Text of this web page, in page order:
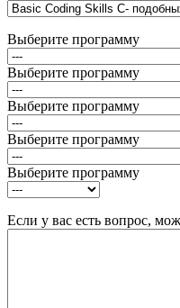
Выберите программу
Выберите программу
Выберите программу
Выберите программу
Выберите программу
Если у вас есть вопрос,